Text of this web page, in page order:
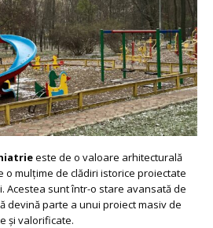
este de o valoare arhitecturală
o mulțime de clădiri istorice proiectate
Acestea sunt într-o stare avansată de
devină parte a unui proiect masiv de
și valorificate.